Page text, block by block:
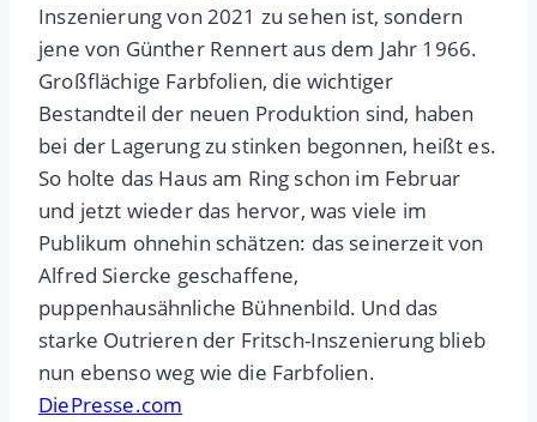
Inszenierung von 2021 zu sehen ist, sondern
jene von Günther Rennert aus dem Jahr 1966.
Großflächige Farbfolien, die wichtiger
Bestandteil der neuen Produktion sind, haben
bei der Lagerung zu stinken begonnen, heißt es.
So holte das Haus am Ring schon im Februar
und jetzt wieder das hervor, was viele im
Publikum ohnehin schätzen: das seinerzeit von
Alfred Siercke geschaffene,
puppenhausähnliche Bühnenbild. Und das
starke Outrieren der Fritsch-Inszenierung blieb
nun ebenso weg wie die Farbfolien.
DiePresse.com